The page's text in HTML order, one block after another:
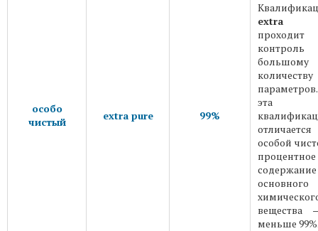
особо
чистый
extra pure 99%
extra
проходит
большому
количеству
эта
отличается
особой
процентное
содержание
основного
вещества
меньше